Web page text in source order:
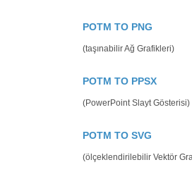
POTM TO PNG
(taşınabilir Ağ Grafikleri)
POTM TO PPSX
(PowerPoint Slayt Gösterisi)
POTM TO SVG
(ölçeklendirilebilir Vektör